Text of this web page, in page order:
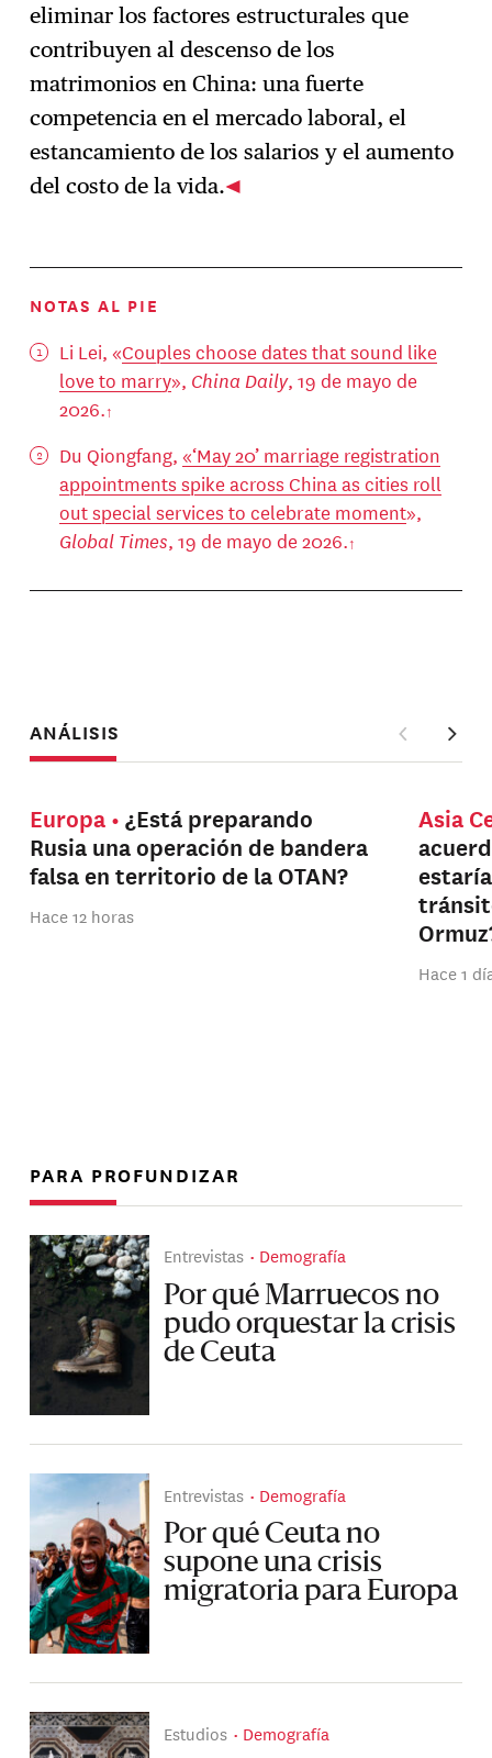
eliminar los factores estructurales que
contribuyen al descenso de los
matrimonios en China: una fuerte
competencia en el mercado laboral, el
estancamiento de los salarios y el aumento
del costo de la vida.
NOTAS AL PIE
Li Lei, «Couples choose dates that sound like
love to marry», China Daily, 19 de mayo de
2026.
Du Qiongfang, «‘May 20’ marriage registration
appointments spike across China as cities roll
out special services to celebrate moment»,
Global Times, 19 de mayo de 2026.
ANÁLISIS
Europa
¿Está preparando
Rusia una operación de bandera
falsa en territorio de la OTAN?
Hace 12 horas
Asia
Hace 1
PARA PROFUNDIZAR
Entrevistas Demografía
Por qué Marruecos no
pudo orquestar la crisis
de Ceuta
Entrevistas Demografía
Por qué Ceuta no
supone una crisis
migratoria para Europa
Estudios Demografía